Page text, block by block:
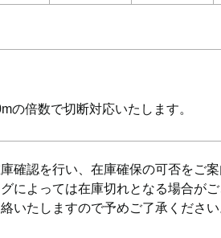
の倍数で切断対応いたします。
確認を行い、在庫確保の可否をご案
によっては在庫切れとなる場合が
いたしますので予めご了承ください